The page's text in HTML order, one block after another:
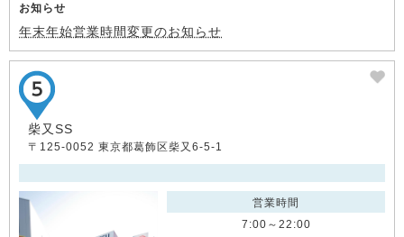
お知らせ
年末年始営業時間変更のお知らせ
柴又SS
〒125-0052 東京都葛飾区柴又6-5-1
営業時間
7:00～22:00